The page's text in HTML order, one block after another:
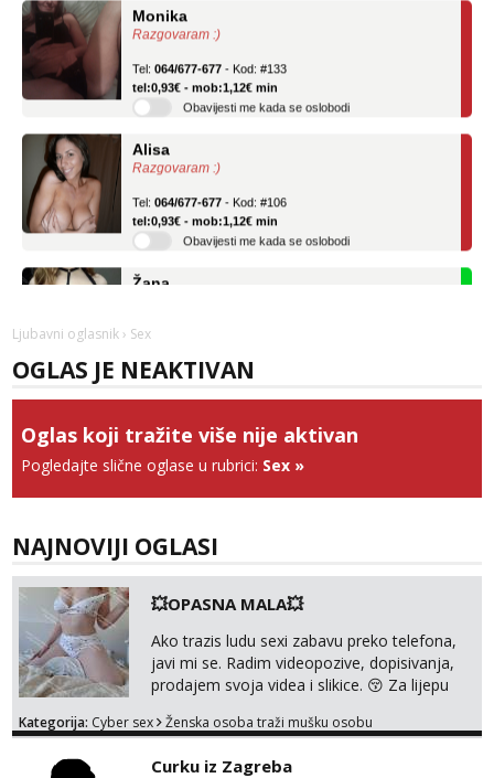
Razgovaram :)
tel:0,93€ - mob:1,12€ min
Obavijesti me kada se oslobodi
Razgovaram :)
tel:0,93€ - mob:1,12€ min
Obavijesti me kada se oslobodi
Čekam tvoj poziv!
tel:0,93€ - mob:1,12€ min
Anita
Čekam tvoj poziv!
Tel:064/677-677- Kod: #87
Zara
Tel:064/677-677
Anđela
Čekam tvoj poziv!
064/677-677 - Kod: #142
tel:0,93€ - mob:1,12€ min
Mira
Ljubavni oglasnik › Sex
OGLAS JE NEAKTIVAN
Oglas koji tražite više nije aktivan
Pogledajte slične oglase u rubrici: Sex »
NAJNOVIJI OGLASI
💥OPASNA MALA💥
Ako trazis ludu sexi zabavu preko telefona,
javi mi se. Radim videopozive, dopisivanja,
prodajem svoja videa i slikice. 😚 Za lijepu
Viber ili Telegram. +385 91 723 0045
Kategorija: Cyber sex Ženska osoba traži mušku osobu
Curku iz Zagreba